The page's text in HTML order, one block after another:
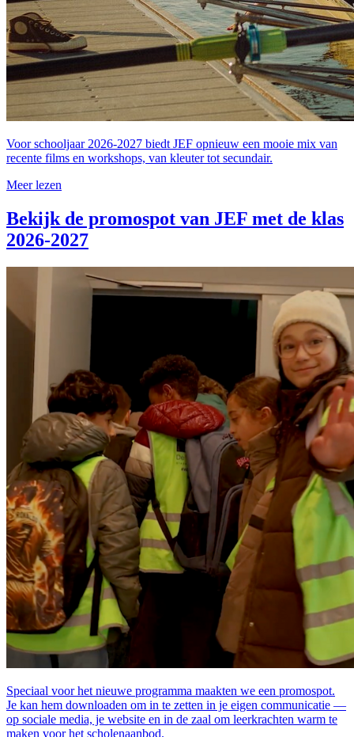
Voor schooljaar 2026-2027 biedt JEF opnieuw een mooie mix van
recente films en workshops, van kleuter tot secundair.
Meer lezen
Bekijk de promospot van JEF met de klas
2026-2027
Speciaal voor het nieuwe programma maakten we een promospot.
Je kan hem downloaden om in te zetten in je eigen communicatie —
op sociale media, je website en in de zaal om leerkrachten warm te
maken voor het scholenaanbod.